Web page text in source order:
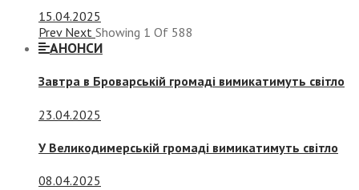
15.04.2025
Prev Next Showing 1 Of 588
АНОНСИ
Завтра в Броварській громаді вимикатимуть світло
23.04.2025
У Великодимерській громаді вимикатимуть світло
08.04.2025